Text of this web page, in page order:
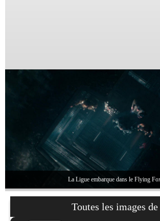
La Ligue embarque dans le Flying
Toutes les images de